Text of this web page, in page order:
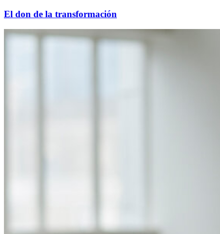
El don de la transformación